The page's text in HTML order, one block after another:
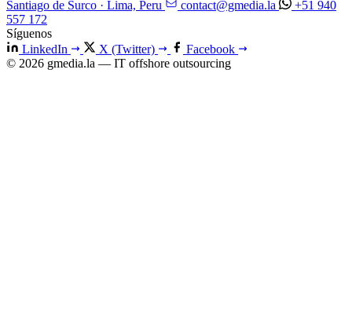
Santiago de Surco · Lima, Peru
contact@gmedia.la
+51 940
557 172
Síguenos
LinkedIn
X (Twitter)
Facebook
© 2026 gmedia.la — IT offshore outsourcing